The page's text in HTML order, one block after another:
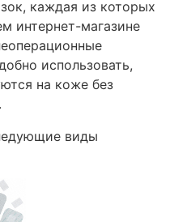
каждая из которых
интернет-магазине
использовать,
на коже без
виды